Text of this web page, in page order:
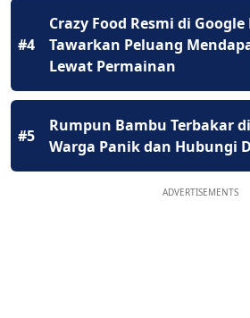
#4
Crazy Food Resmi di Google
Tawarkan Peluang
Lewat Permainan
#5
Rumpun Bambu Terbakar
Warga Panik dan Hubungi
ADVERTISEMENTS